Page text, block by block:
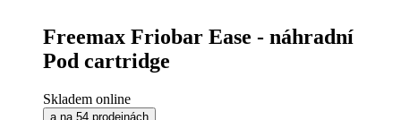
Freemax Friobar Ease - náhradní
Pod cartridge
Skladem online
a na 54 prodejnách